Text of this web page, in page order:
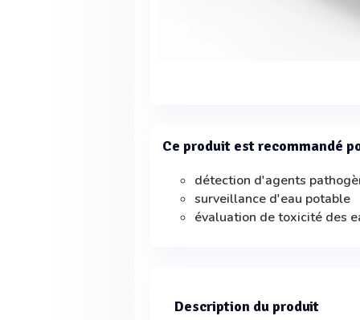
Ce produit est recommandé
détection d'agents
surveillance d'eau potable
évaluation de toxicité des
Description du produit